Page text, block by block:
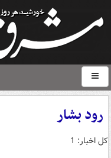
رود بشار
کل اخبار: 1